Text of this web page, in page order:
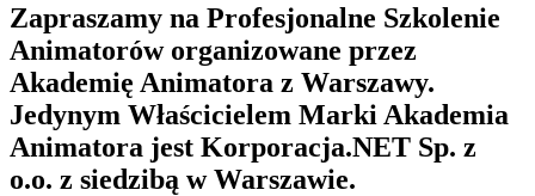
Zapraszamy na Profesjonalne Szkolenie
Animatorów organizowane przez
Akademię Animatora z Warszawy.
Jedynym Właścicielem Marki Akademia
Animatora jest Korporacja.NET Sp. z
o.o. z siedzibą w Warszawie.